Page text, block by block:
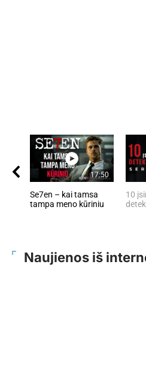
17:50
Se7en – kai tamsa
tampa meno kūriniu
10
Naujienos iš